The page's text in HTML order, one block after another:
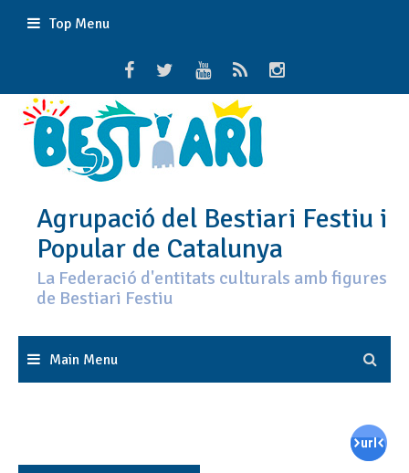
Top Menu
Agrupació del Bestiari Festiu i
Popular de Catalunya
La Federació d'entitats culturals amb figures
de Bestiari Festiu
Main Menu